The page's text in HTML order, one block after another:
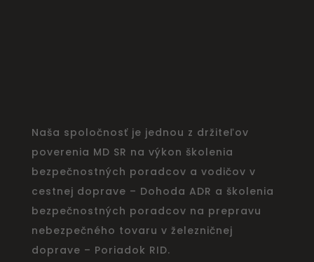
Naša spoločnosť je jednou z držiteľov
poverenia MD SR na výkon školenia
bezpečnostných poradcov a vodičov v
cestnej doprave – Dohoda ADR a školenia
bezpečnostných poradcov na prepravu
nebezpečného tovaru v železničnej
doprave – Poriadok RID.